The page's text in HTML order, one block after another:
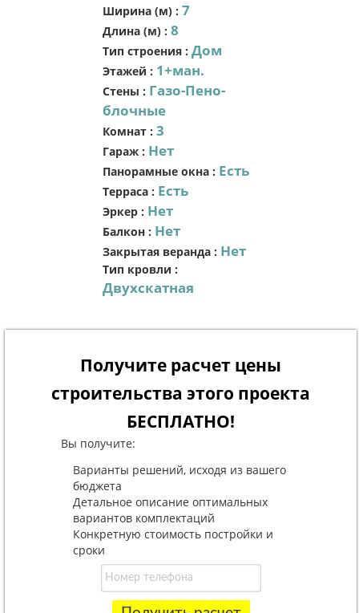
Ширина (м) : 7
Длина (м) : 8
Тип строения : Дом
Этажей : 1+ман.
Стены : Газо-Пено-
блочные
Комнат : 3
Гараж : Нет
Панорамные окна : Есть
Терраса : Есть
Эркер : Нет
Балкон : Нет
Закрытая веранда : Нет
Тип кровли :
Двухскатная
Получите расчет цены
строительства этого проекта
БЕСПЛАТНО!
Вы получите:
Варианты решений, исходя из вашего
бюджета
Детальное описание оптимальных
вариантов комплектаций
Конкретную стоимость постройки и
сроки